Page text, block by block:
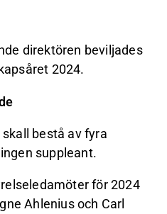
direktören beviljades
2024.
bestå av fyra
suppleant.
för 2024
Ahlenius och Carl